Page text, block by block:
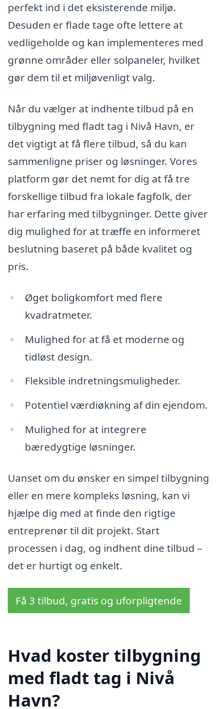
perfekt ind i det eksisterende miljø.
Desuden er flade tage ofte lettere at
vedligeholde og kan implementeres med
grønne områder eller solpaneler, hvilket
gør dem til et miljøvenligt valg.
Når du vælger at indhente tilbud på en
tilbygning med fladt tag i Nivå Havn, er
det vigtigt at få flere tilbud, så du kan
sammenligne priser og løsninger. Vores
platform gør det nemt for dig at få tre
forskellige tilbud fra lokale fagfolk, der
har erfaring med tilbygninger. Dette giver
dig mulighed for at træffe en informeret
beslutning baseret på både kvalitet og
pris.
Øget boligkomfort med flere
kvadratmeter.
Mulighed for at få et moderne og
tidløst design.
Fleksible indretningsmuligheder.
Potentiel værdiøkning af din ejendom.
Mulighed for at integrere
bæredygtige løsninger.
Uanset om du ønsker en simpel tilbygning
eller en mere kompleks løsning, kan vi
hjælpe dig med at finde den rigtige
entreprenør til dit projekt. Start
processen i dag, og indhent dine tilbud –
det er hurtigt og enkelt.
Få 3 tilbud, gratis og uforpligtende
Hvad koster tilbygning
med fladt tag i Nivå
Havn?